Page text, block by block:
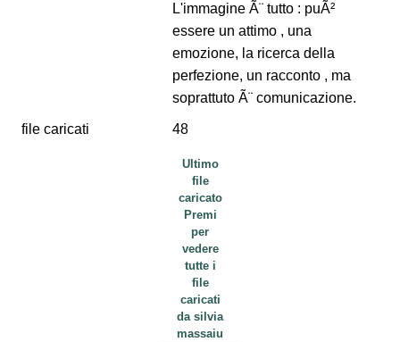
L'immagine Ã¨ tutto : puÃ²
essere un attimo , una
emozione, la ricerca della
perfezione, un racconto , ma
soprattuto Ã¨ comunicazione.
file caricati 48
Ultimo
file
caricato
Premi
per
vedere
tutte i
file
caricati
da silvia
massaiu